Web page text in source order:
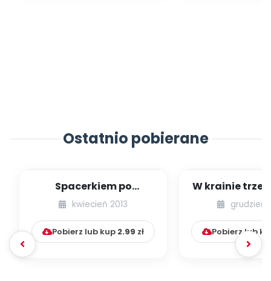
Ostatnio pobierane
Spacerkiem po
Krakowie (inscenizacja
muzyczno-ruchowa)
kwiecień 2013
Pobierz lub kup 2.99 zł
W krainie
grudzień
Pobierz lub